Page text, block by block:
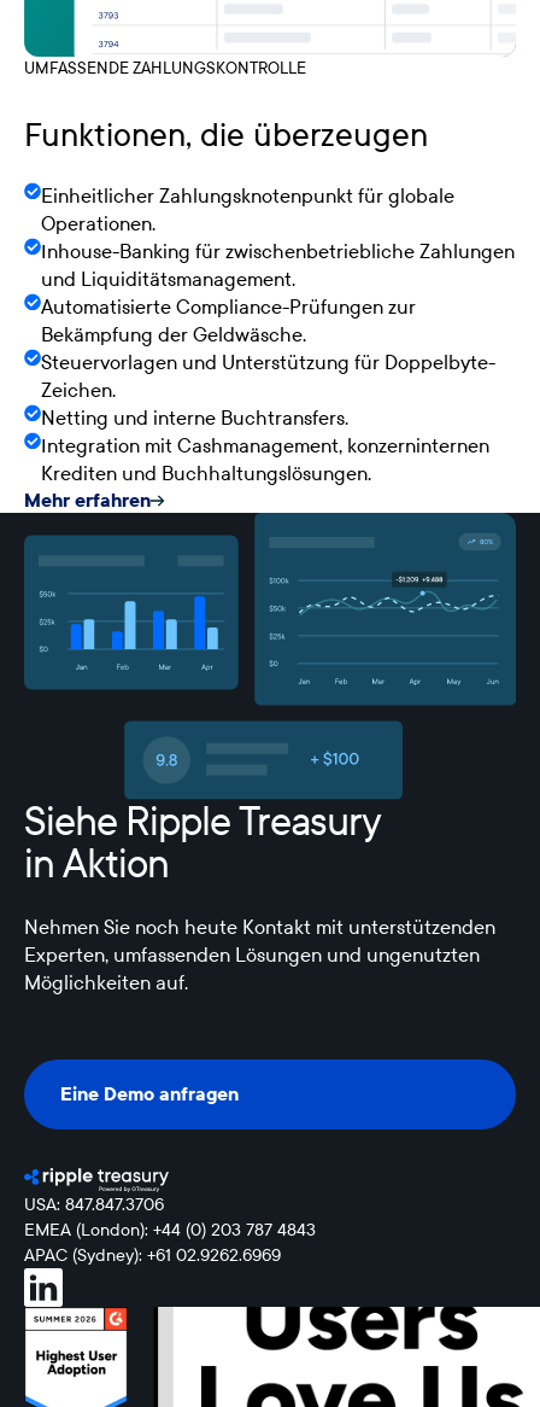
UMFASSENDE ZAHLUNGSKONTROLLE
Funktionen, die überzeugen
Einheitlicher Zahlungsknotenpunkt für globale
Operationen.
Inhouse-Banking für zwischenbetriebliche Zahlungen
und Liquiditätsmanagement.
Automatisierte Compliance-Prüfungen zur
Bekämpfung der Geldwäsche.
Steuervorlagen und Unterstützung für Doppelbyte-
Zeichen.
Netting und interne Buchtransfers.
Integration mit Cashmanagement, konzerninternen
Krediten und Buchhaltungslösungen.
Mehr erfahren
Siehe Ripple Treasury
in Aktion
Nehmen Sie noch heute Kontakt mit unterstützenden
Experten, umfassenden Lösungen und ungenutzten
Möglichkeiten auf.
Eine Demo anfragen
Eine Demo anfragen
USA: 847.847.3706
EMEA (London): +44 (0) 203 787 4843
APAC (Sydney): +61 02.9262.6969